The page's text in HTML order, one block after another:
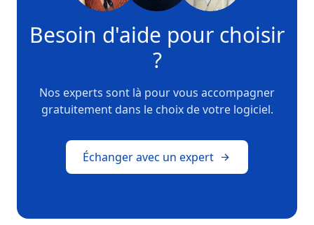
Besoin d'aide pour choisir
?
Nos experts sont là pour vous accompagner
gratuitement dans le choix de votre logiciel.
Échanger avec un expert